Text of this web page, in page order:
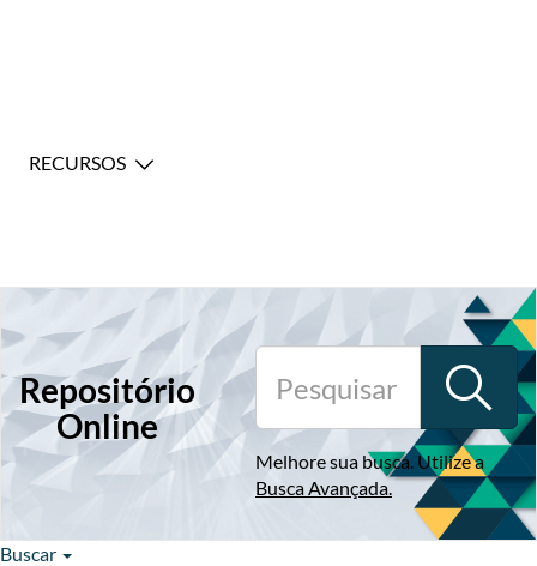
RECURSOS
Repositório
Online
Melhore sua busca. Utilize a
Busca Avançada.
Buscar